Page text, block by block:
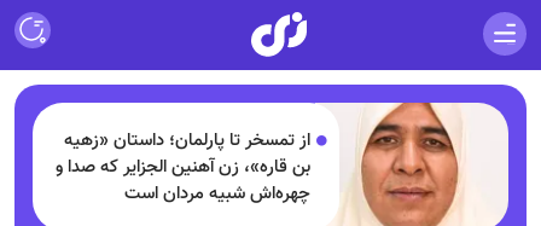
از تمسخر تا پارلمان؛ داستان «زهیه
بن قاره»، زن آهنین الجزایر که صدا و
چهره‌اش شبیه مردان است